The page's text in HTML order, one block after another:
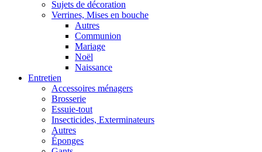
Sujets de décoration
Verrines, Mises en bouche
Autres
Communion
Mariage
Noël
Naissance
Entretien
Accessoires ménagers
Brosserie
Essuie-tout
Insecticides, Exterminateurs
Autres
Éponges